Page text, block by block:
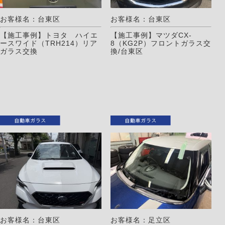
お客様名：台東区
【施工事例】トヨタ ハイエ
ースワイド（TRH214）リア
ガラス交換
お客様名：台東区
【施工事例】マツダCX-
8（KG2P）フロントガラス交
換/台東区
お客様名：台東区 お客様名：足立区